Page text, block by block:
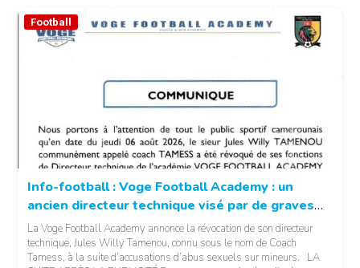
Football
Info-football : Voge Football Academy : un
ancien directeur technique visé par de graves
accusations
La Voge Football Academy annonce la révocation de son directeur
technique, Jules Willy Tamenou, connu sous le nom de Coach
Tamess, à la suite d’accusations d’abus sexuels sur mineurs. LA